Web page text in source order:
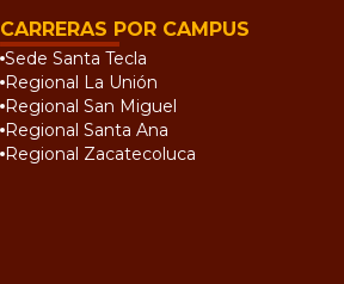
CARRERAS POR CAMPUS
Sede Santa Tecla
Regional La Unión
Regional San Miguel
Regional Santa Ana
Regional Zacatecoluca